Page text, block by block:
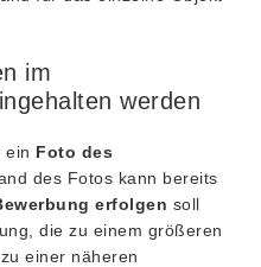
im
werden
ein Foto des
des Fotos kann bereits
erfolgen soll
die zu einem größeren
einer näheren